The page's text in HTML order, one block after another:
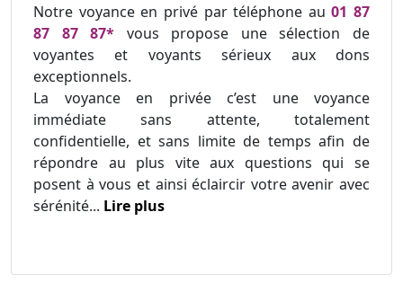
Notre voyance en privé par téléphone au01 87
87 87 87* vous propose une sélection de
voyantes et voyants sérieux aux dons
exceptionnels.
La voyance en privée c’est une voyance
immédiate sans attente, totalement
confidentielle, et sans limite de temps afin de
répondre au plus vite aux questions qui se
posent à vous et ainsi éclaircir votre avenir avec
sérénité... Lire plus